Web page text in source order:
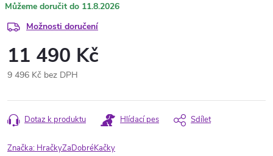
11.8.2026
Možnosti doručení
11 490 Kč
9 496 Kč bez DPH
cena:
Dotaz k produktu Hlídací pes Sdílet
Značka: HračkyZaDobréKačky